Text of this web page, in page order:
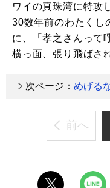
ワイの真珠湾に特攻
30数年前のわたくし
に、「孝之さんって
横っ面、張り飛ばさ
次ページ： めげる
前へ